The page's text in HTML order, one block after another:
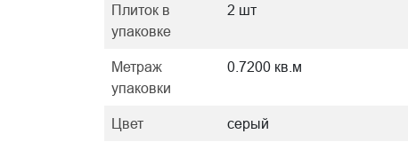
Плиток в
упаковке
2 шт
Метраж
упаковки
0.7200 кв.м
Цвет серый